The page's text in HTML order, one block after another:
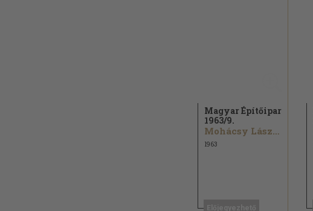
Magyar Építőipar
1963/9.
Mohácsy László...
1963